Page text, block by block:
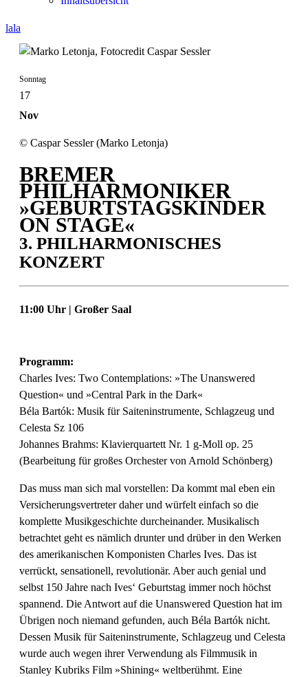
lala
Sonntag
17
Nov
© Caspar Sessler (Marko Letonja)
BREMER
PHILHARMONIKER
»GEBURTSTAGSKINDER
ON STAGE«
3. PHILHARMONISCHES
KONZERT
11:00 Uhr | Großer Saal
Programm:
Charles Ives: Two Contemplations: »The Unanswered
Question« und »Central Park in the Dark«
Béla Bartók: Musik für Saiteninstrumente, Schlagzeug und
Celesta Sz 106
Johannes Brahms: Klavierquartett Nr. 1 g-Moll op. 25
(Bearbeitung für großes Orchester von Arnold Schönberg)
Das muss man sich mal vorstellen: Da kommt mal eben ein
Versicherungsvertreter daher und würfelt einfach so die
komplette Musikgeschichte durcheinander. Musikalisch
betrachtet geht es nämlich drunter und drüber in den Werken
des amerikanischen Komponisten Charles Ives. Das ist
verrückt, sensationell, revolutionär. Aber auch genial und
selbst 150 Jahre nach Ives‘ Geburtstag immer noch höchst
spannend. Die Antwort auf die Unanswered Question hat im
Übrigen noch niemand gefunden, auch Béla Bartók nicht.
Dessen Musik für Saiteninstrumente, Schlagzeug und Celesta
wurde auch wegen ihrer Verwendung als Filmmusik in
Stanley Kubriks Film »Shining« weltberühmt. Eine